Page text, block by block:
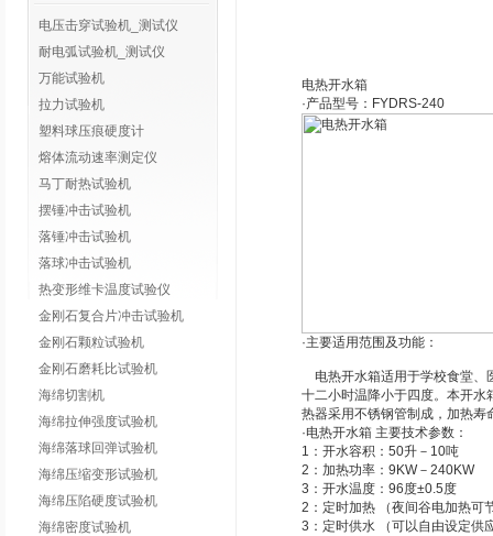
电压击穿试验机_测试仪
耐电弧试验机_测试仪
万能试验机
拉力试验机
塑料球压痕硬度计
熔体流动速率测定仪
马丁耐热试验机
摆锤冲击试验机
落锤冲击试验机
落球冲击试验机
热变形维卡温度试验仪
金刚石复合片冲击试验机
金刚石颗粒试验机
金刚石磨耗比试验机
海绵切割机
海绵拉伸强度试验机
海绵落球回弹试验机
海绵压缩变形试验机
海绵压陷硬度试验机
海绵密度试验机
电热开水箱
·产品型号： FYDRS-240
·主要适用范围及功能：
电热开水箱适用于学校食堂、
十二小时温降小于四度。本开水
热器采用不锈钢管制成，加热寿
·电热开水箱 主要技术参数：
1：开水容积：50升－10吨
2：加热功率：9KW－240KW
3：开水温度：96度±0.5度
2：定时加热 （夜间谷电加热可
3：定时供水 （可以自由设定供